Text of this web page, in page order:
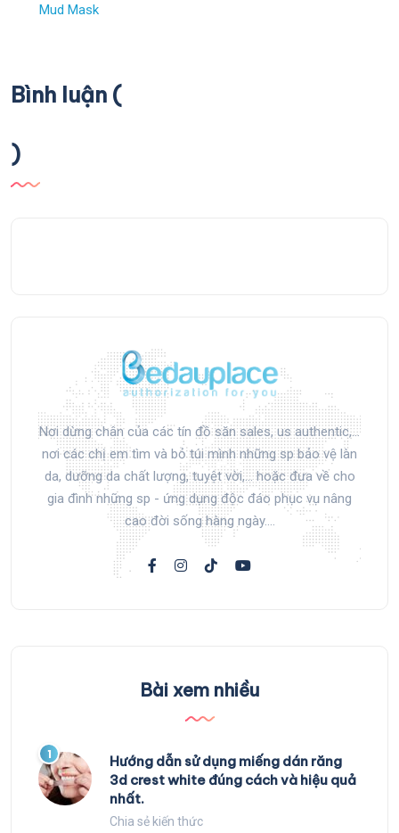
Mud Mask
Bình luận (
)
Nơi dừng chân của các tín đồ săn sales, us authentic,...
nơi các chị em tìm và bỏ túi mình những sp bảo vệ làn
da, dưỡng da chất lượng, tuyệt vời,... hoặc đưa về cho
gia đình những sp - ứng dụng độc đáo phục vụ nâng
cao đời sống hàng ngày....
Bài xem nhiều
1
Hướng dẫn sử dụng miếng dán răng
3d crest white đúng cách và hiệu quả
nhất.
Chia sẻ kiến thức